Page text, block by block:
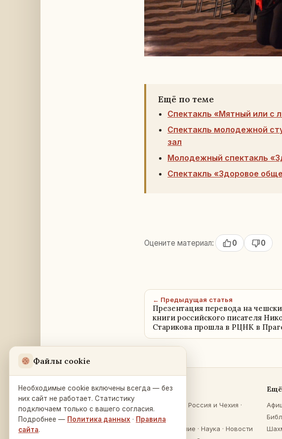
Ещё по теме
Спектакль «Мятный или с
Спектакль молодежной
зал
Молодежный спектакль
Спектакль «Здоровое
Оцените материал: 0 0
← Предыдущая статья
Презентация перевода на
книги российского писателя
Старикова прошла в РЦНК в
Русский Дом
в Праге
Na Zátorce 16
Разделы
Россия и Чехия ·
Культура
Образование · Наука · Новости
Ещё
Файлы cookie
Необходимые cookie включены всегда — без
них сайт не работает. Статистику
подключаем только с вашего согласия.
Подробнее — Политика данных · Правила
сайта.